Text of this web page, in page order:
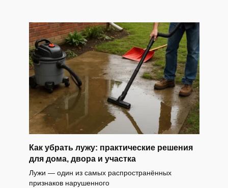
Как убрать лужу: практические решения
для дома, двора и участка
Лужи — один из самых распространённых
признаков нарушенного